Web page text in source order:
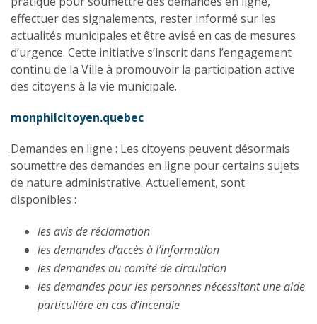
effectuer des signalements, rester informé sur les
actualités municipales et être avisé en cas de mesures
d’urgence. Cette initiative s’inscrit dans l’engagement
continu de la Ville à promouvoir la participation active
des citoyens à la vie municipale.
monphilcitoyen.quebec
Demandes en ligne : Les citoyens peuvent désormais
soumettre des demandes en ligne pour certains sujets
de nature administrative. Actuellement, sont
disponibles :
les avis de réclamation
les demandes d’accès à l’information
les demandes au comité de circulation
les demandes pour les personnes nécessitant une aide
particulière en cas d’incendie